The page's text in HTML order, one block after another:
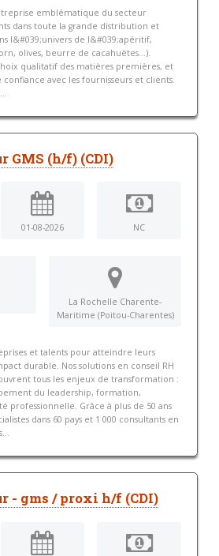
emblématique du secteur
dans toute la grande distribution et
l&#039;univers de l&#039;apéritif,
olives, beurre de cacahuètes...).
qualitatif des matières premières, et
avec les fournisseurs et clients.
GMS (h/f) (CDI)
01-08-2026 NC
La Rochelle Charente-
Maritime (Poitou-Charentes)
et talents pour atteindre leurs
durable. Nos solutions en conseil RH
tous les enjeux de transformation :
du leadership, formation,
professionnelle. Grâce à plus de 50 ans
dans 60 pays et 1 000 consultants en
- gms / proxi h/f (CDI)